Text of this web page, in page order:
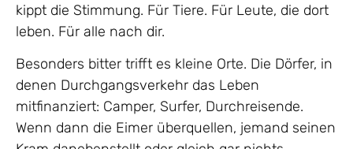
kippt die Stimmung. Für Tiere. Für Leute, die dort
leben. Für alle nach dir.
Besonders bitter trifft es kleine Orte. Die Dörfer, in
denen Durchgangsverkehr das Leben
mitfinanziert: Camper, Surfer, Durchreisende.
Wenn dann die Eimer überquellen, jemand seinen